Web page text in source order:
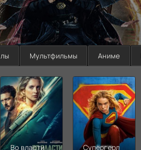
Мультфильмы Аниме
Во власти
Супергерл